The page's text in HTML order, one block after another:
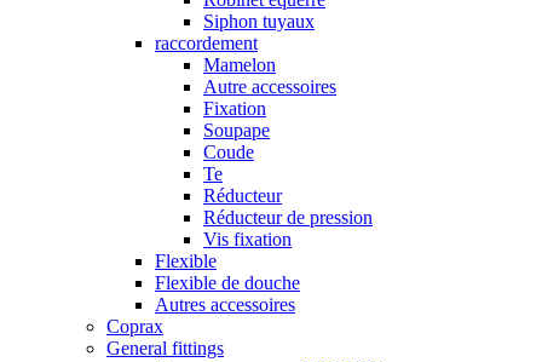
Siphon tuyaux
raccordement
Mamelon
Autre accessoires
Fixation
Soupape
Coude
Te
Réducteur
Réducteur de pression
Vis fixation
Flexible
Flexible de douche
Autres accessoires
Coprax
General fittings